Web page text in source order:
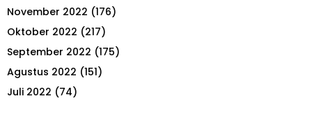
November 2022 (176)
Oktober 2022 (217)
September 2022 (175)
Agustus 2022 (151)
Juli 2022 (74)